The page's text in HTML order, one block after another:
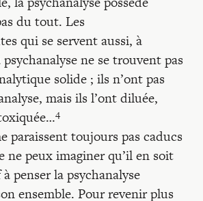
du tout. Les
qui se servent aussi, à
psychanalyse ne se trouvent pas
solide ; ils n’ont pas
mais ils l’ont diluée,
4
paraissent toujours pas caducs
ne peux imaginer qu’il en soit
penser la psychanalyse
ensemble. Pour revenir plus